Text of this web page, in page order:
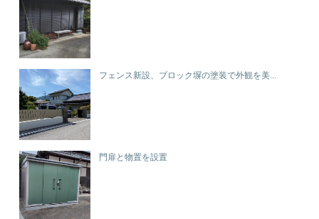
フェンス新設、ブロック塀の塗装で外観を美...
門扉と物置を設置